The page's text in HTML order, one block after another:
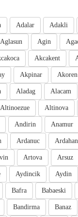
Adakli
Adalar
Agin
Aglasun
Akcakent
Akoren
Akpinar
Alacam
Aladag
Altinova
Altinoezue
Anamur
Andirin
Ardahan
Ardanuc
Arsuz
Artova
Aydin
Aydincik
Babaeski
Bafra
Banaz
Bandirma